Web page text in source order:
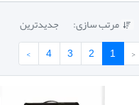
 مرتب سازی: جدیدترین
‹
1
2
3
4
›